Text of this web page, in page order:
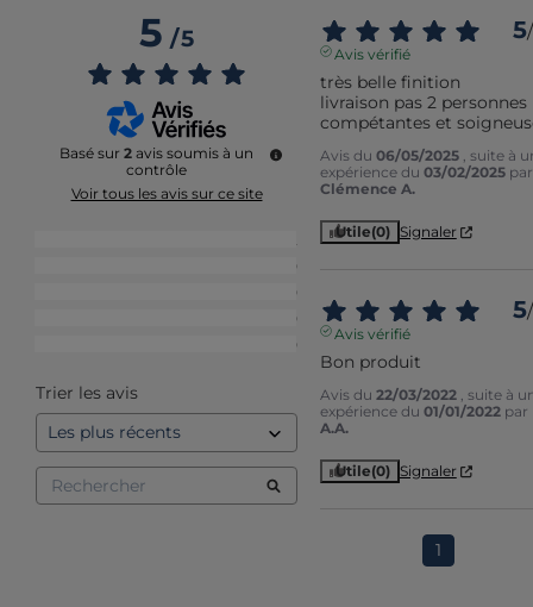
5/5
Basé sur 2 avis soumis à un
contrôle
Voir tous les avis sur ce site
0
0
0
0
Trier les avis
5/
Avis vérifié
très belle finition
livraison pas 2 personnes
compétantes et
Avis du 06/05/2025 , suite à
expérience du 03/02/2025 par
Clémence A.
Utile(0) Signaler
5/
Avis vérifié
Bon produit
Avis du 22/03/2022 , suite à
expérience du 01/01/2022 par
A.A.
Utile(0) Signaler
1